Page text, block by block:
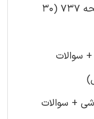
آموزشی + سوالات خودآزمایی) - صفحه 737 (30
سوالات
+ سوالات